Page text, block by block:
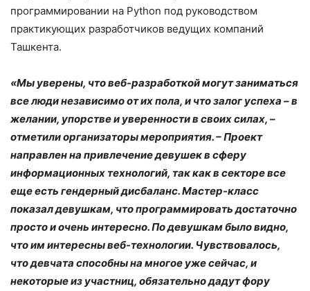
программировании на Python под руководством
практикующих разработчиков ведущих компаний
Ташкента.
«Мы уверены, что веб-разработкой могут заниматься
все люди независимо от их пола, и что залог успеха – в
желании, упорстве и уверенности в своих силах, –
отметили организаторы мероприятия. – Проект
направлен на привлечение девушек в сферу
информационных технологий, так как в секторе все
еще есть гендерный дисбаланс. Мастер-класс
показал девушкам, что программировать достаточно
просто и очень интересно. По девушкам было видно,
что им интересны веб-технологии. Чувствовалось,
что девчата способны на многое уже сейчас, и
некоторые из участниц, обязательно дадут фору